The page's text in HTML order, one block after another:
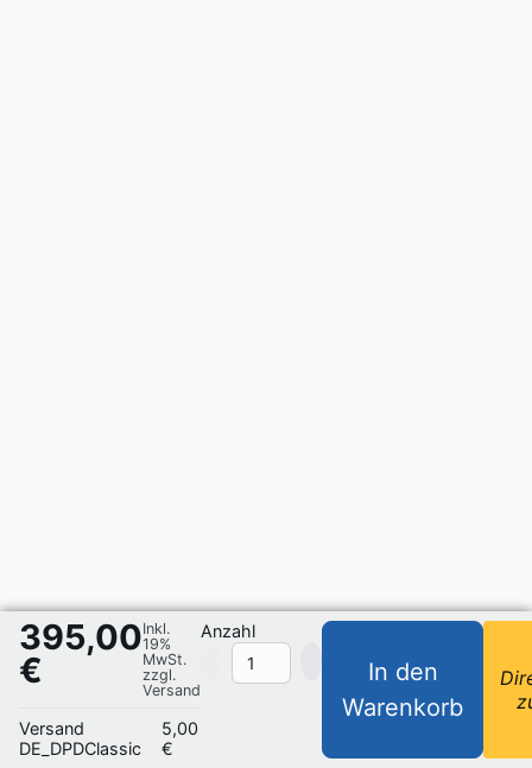
395,00
€
Inkl.
19%
MwSt.
zzgl.
Versand
Versand
DE_DPDClassic
5,00
€
Anzahl
In den
Warenkorb